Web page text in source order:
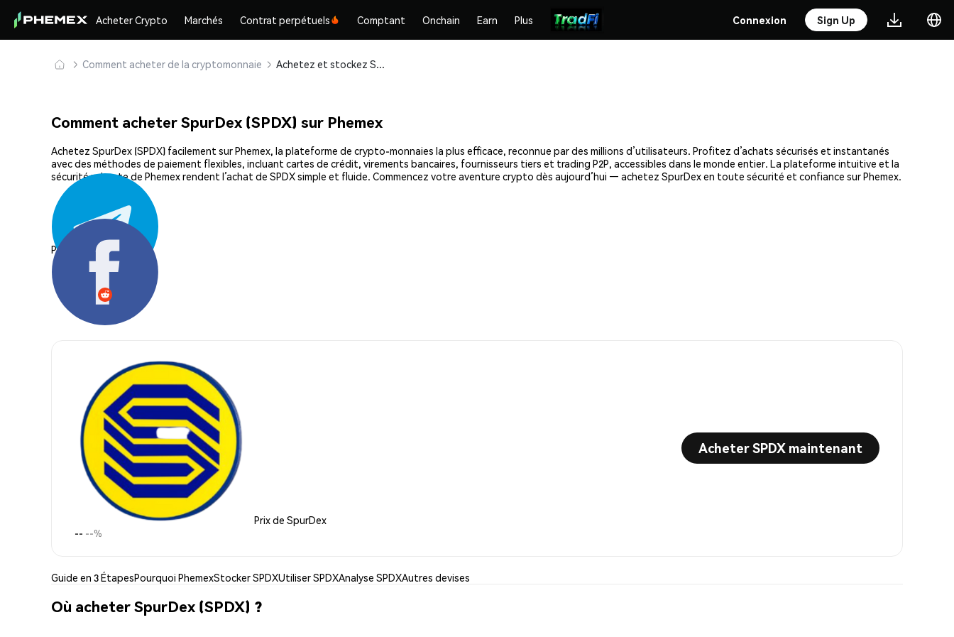
Acheter Crypto Marchés Contrat perpétuels Comptant Onchain Earn Plus Connexion Sign Up
Comment acheter de la cryptomonnaie Achetez et stockez SpurDex (SPDX) en toute sécurité
Comment acheter SpurDex (SPDX) sur Phemex
Achetez SpurDex (SPDX) facilement sur Phemex, la plateforme de crypto-monnaies la plus efficace, reconnue par des millions d’utilisateurs. Profitez d’achats sécurisés et instantanés
avec des méthodes de paiement flexibles, incluant cartes de crédit, virements bancaires, fournisseurs tiers et trading P2P, accessibles dans le monde entier. La plateforme intuitive et la
sécurité robuste de Phemex rendent l’achat de SPDX simple et fluide. Commencez votre aventure crypto dès aujourd’hui — achetez SpurDex en toute sécurité et confiance sur Phemex.
Partager:
Prix de SpurDex
-- --%
Acheter SPDX maintenant
Guide en 3 ÉtapesPourquoi PhemexStocker SPDXUtiliser SPDXAnalyse SPDXAutres devises
Où acheter SpurDex (SPDX) ?